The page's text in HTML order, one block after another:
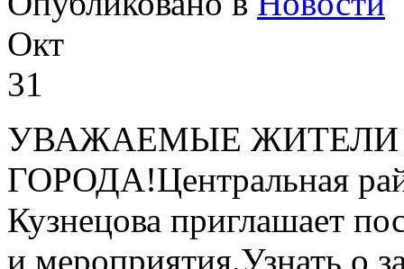
Окт
31
УВАЖАЕМЫЕ ЖИТЕЛИ
ГОРОДА!Центральная
Кузнецова приглашает
и мероприятия.Узнать о